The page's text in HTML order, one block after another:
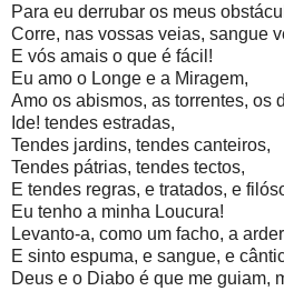
Para eu derrubar os meus
Corre, nas vossas veias, sangue
E vós amais o que é fácil!
Eu amo o Longe e a Miragem,
Amo os abismos, as torrentes, os
Ide! tendes estradas,
Tendes jardins, tendes canteiros,
Tendes pátrias, tendes tectos,
E tendes regras, e tratados, e
Eu tenho a minha Loucura!
Levanto-a, como um facho, a
E sinto espuma, e sangue, e
Deus e o Diabo é que me guiam,